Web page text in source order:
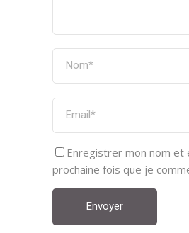
Enregistrer mon nom et
prochaine fois que je
Envoyer